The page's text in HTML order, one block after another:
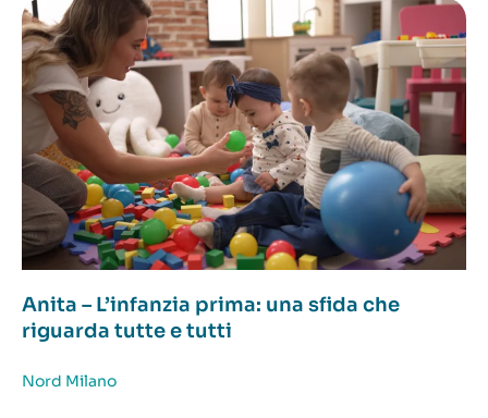
Anita – L’infanzia prima: una sfida che
riguarda tutte e tutti
Nord Milano